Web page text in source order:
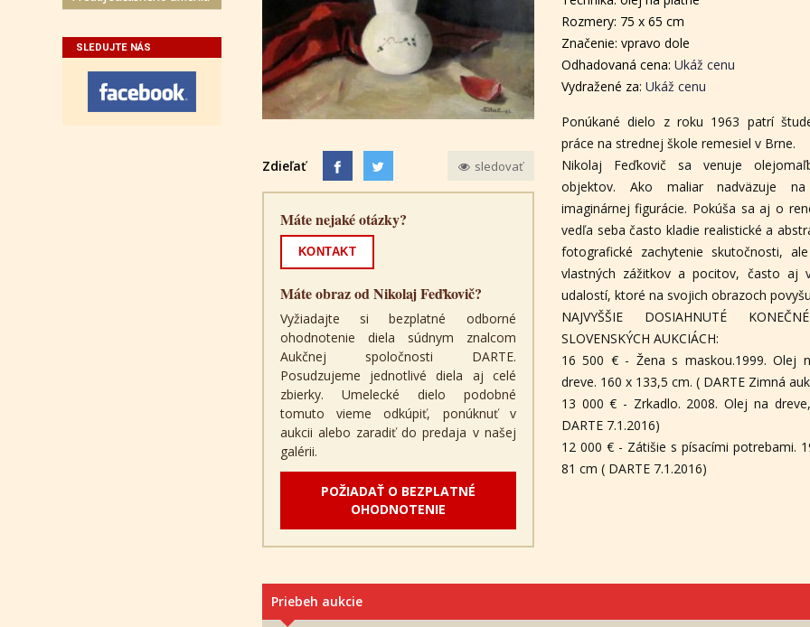
SLEDUJTE NÁS
Zdieľať sledovať
Máte nejaké otázky?
KONTAKT
Máte obraz od Nikolaj Feďkovič?
Vyžiadajte si bezplatné odborné
ohodnotenie diela súdnym znalcom
Aukčnej spoločnosti DARTE.
Posudzujeme jednotlivé diela aj celé
zbierky. Umelecké dielo podobné
tomuto vieme odkúpiť, ponúknuť v
aukcii alebo zaradiť do predaja v našej
galérii.
POŽIADAŤ O BEZPLATNÉ
OHODNOTENIE
Rozmery: 75 x 65 cm
Značenie: vpravo dole
Odhadovaná cena: Ukáž cenu
Vydražené za: Ukáž cenu
Ponúkané dielo z roku 1963 patrí
práce na strednej škole remesiel v Brne.
Nikolaj Feďkovič sa venuje
objektov. Ako maliar nadväzuje na
imaginárnej figurácie. Pokúša sa aj o
vedľa seba často kladie realistické a
fotografické zachytenie skutočnosti,
vlastných zážitkov a pocitov, často aj
udalostí, ktoré na svojich obrazoch
NAJVYŠŠIE DOSIAHNUTÉ
SLOVENSKÝCH AUKCIÁCH:
16 500 € - Žena s maskou.1999. Olej
dreve. 160 x 133,5 cm. ( DARTE Zimná
13 000 € - Zrkadlo. 2008. Olej na
DARTE 7.1.2016)
12 000 € - Zátišie s písacími potrebami.
81 cm ( DARTE 7.1.2016)
Priebeh aukcie